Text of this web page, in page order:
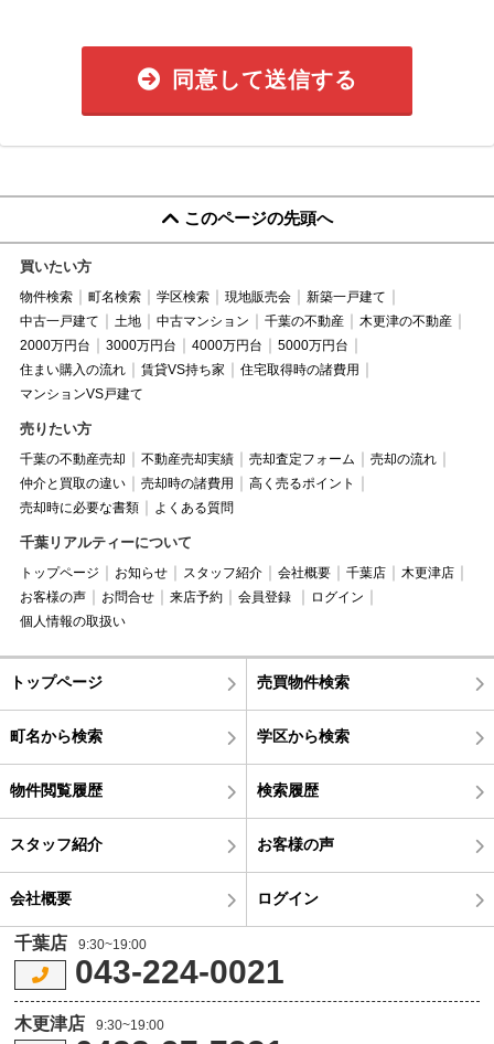
同意して送信する
このページの先頭へ
買いたい方
物件検索 町名検索 学区検索 現地販売会
新築一戸建て
中古一戸建て
土地 中古マンション 千葉の不動産
木更津の不動産
2000万円台
3000万円台 4000万円台
5000万円台
住まい購入の流れ
賃貸VS持ち家
住宅取得時の諸費用
マンションVS戸建て
売りたい方
千葉の不動産売却 不動産売却実績 売却査定フォーム
売却の流れ
仲介と買取の違い
売却時の諸費用
高く売るポイント
売却時に必要な書類
よくある質問
千葉リアルティーについて
トップページ お知らせ スタッフ紹介 会社概要 千葉店
木更津店
お客様の声
お問合せ 来店予約 会員登録
ログイン
個人情報の取扱い
トップページ 売買物件検索
町名から検索 学区から検索
物件閲覧履歴 検索履歴
スタッフ紹介 お客様の声
会社概要 ログイン
千葉店 9:30~19:00
043-224-0021
木更津店 9:30~19:00